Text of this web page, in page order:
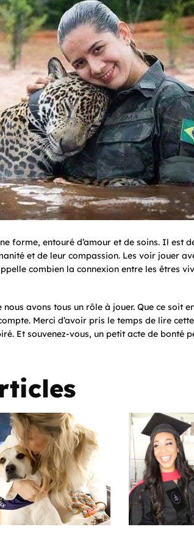
forme, entouré d’amour et de soins. Il est
et de leur compassion. Les voir jouer
combien la connexion entre les êtres
avons tous un rôle à jouer. Que ce soit
Merci d’avoir pris le temps de lire cette
Et souvenez-vous, un petit acte de bonté